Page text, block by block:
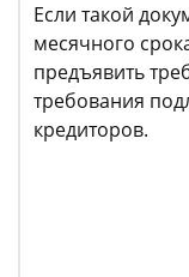
Если такой
месячного
предъявить
требования
кредиторов.